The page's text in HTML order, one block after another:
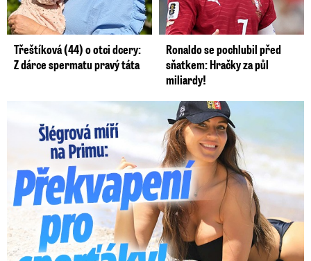
Třeštíková (44) o otci dcery:
Z dárce spermatu pravý táta
Ronaldo se pochlubil před
sňatkem: Hračky za půl
miliardy!
Lucie Šlégrová míří na Primu. Překvapení pro sporťáky!